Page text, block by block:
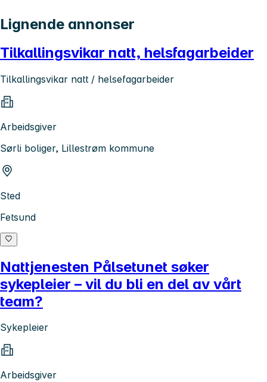
Lignende annonser
Tilkallingsvikar natt, helsfagarbeider
Tilkallingsvikar natt / helsefagarbeider
Arbeidsgiver
Sørli boliger, Lillestrøm kommune
Sted
Fetsund
Nattjenesten Pålsetunet søker
sykepleier – vil du bli en del av vårt
team?
Sykepleier
Arbeidsgiver